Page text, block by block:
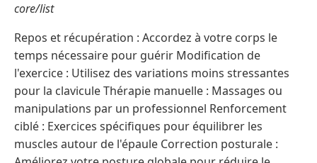
core/list
Repos et récupération : Accordez à votre corps le
temps nécessaire pour guérir Modification de
l'exercice : Utilisez des variations moins stressantes
pour la clavicule Thérapie manuelle : Massages ou
manipulations par un professionnel Renforcement
ciblé : Exercices spécifiques pour équilibrer les
muscles autour de l'épaule Correction posturale :